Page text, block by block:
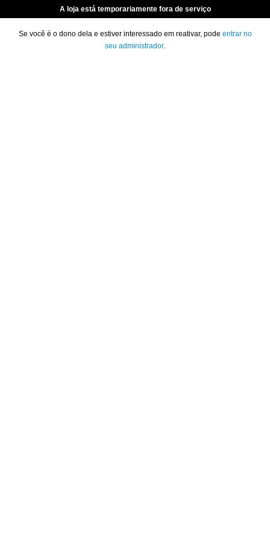
A loja está temporariamente fora de serviço
Se você é o dono dela e estiver interessado em reativar, pode entrar no
seu administrador.